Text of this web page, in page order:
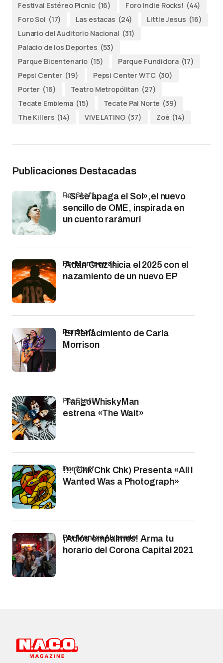
Festival Estéreo Picnic (16) Foro Indie Rocks! (44)
Foro Sol (17) Las estacas (24) Little Jesus (16)
Lunario del Auditorio Nacional (31)
Palacio de los Deportes (53)
Parque Bicentenario (15) Parque Fundidora (17)
Pepsi Center (19) Pepsi Center WTC (30)
Porter (16) Teatro Metropólitan (27)
Tecate Emblema (15) Tecate Pal Norte (39)
The Killers (14) VIVE LATINO (37) Zoé (14)
Publicaciones Destacadas
«Si se apaga el Sol»,el nuevo
sencillo de OME, inspirada en
un cuento rarámuri
por Staff
Adán Cruz inicia el 2025 con el
nazamiento de un nuevo EP
por Montserrat
El Renacimiento de Carla
Morrison
por Staff
TangoWhiskyMan
estrena «The Wait»
por Staff
!!! (Chk Chk Chk) Presenta «All I
Wanted Was a Photograph»
por Staff
¡Adiós empalmes! Arma tu
horario del Corona Capital 2021
por Arantxa Alvarado